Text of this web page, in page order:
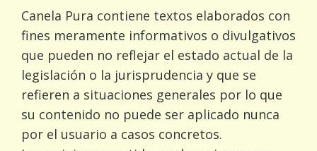
Canela Pura contiene textos elaborados con
fines meramente informativos o divulgativos
que pueden no reflejar el estado actual de la
legislación o la jurisprudencia y que se
refieren a situaciones generales por lo que
su contenido no puede ser aplicado nunca
por el usuario a casos concretos.